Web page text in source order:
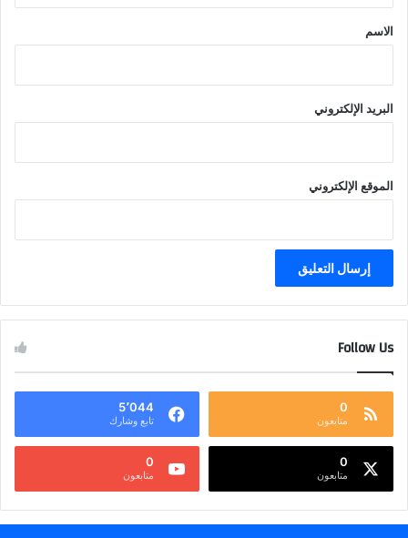
*
الاسم
البريد الإلكتروني
الموقع الإلكتروني
Follow Us
0
متابعون
5٬044
تابع وشارك
0
متابعون
0
متابعون